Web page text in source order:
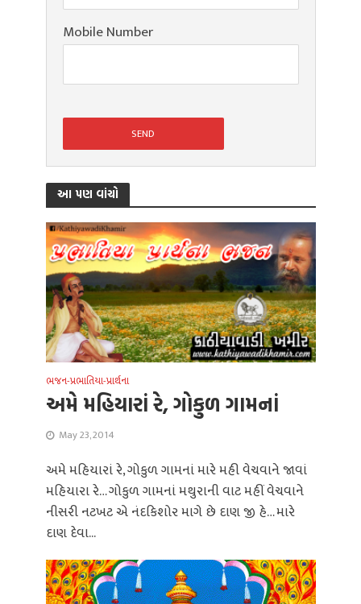
Mobile Number
આ પણ વાંચો
ભજન-પ્રભાતિયા-પ્રાર્થના
અમે મહિયારાં રે, ગોકુળ ગામનાં
May 23, 2014
અમે મહિયારાં રે, ગોકુળ ગામનાં મારે મહી વેચવાને જાવાં
મહિયારા રે… ગોકુળ ગામનાં મથુરાની વાટ મહીં વેચવાને
નીસરી નટખટ એ નંદકિશોર માગે છે દાણ જી હે… મારે
દાણ દેવા...